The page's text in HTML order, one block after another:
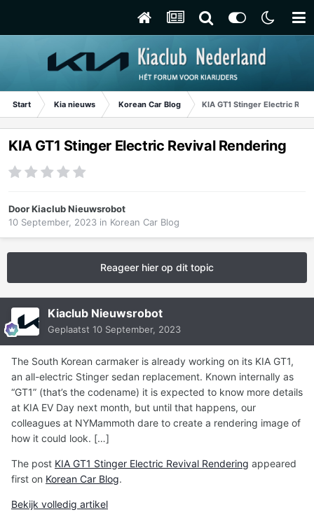
Start Kia nieuws Korean Car Blog KIA GT1 Stinger Electric
KIA GT1 Stinger Electric Revival Rendering
DoorKiaclub Nieuwsrobot
10 September, 2023 in Korean Car Blog
Reageer hier op dit topic
Kiaclub Nieuwsrobot
Geplaatst 10 September, 2023
The South Korean carmaker is already working on its KIA GT1,
an all-electric Stinger sedan replacement. Known internally as
“GT1” (that’s the codename) it is expected to know more details
at KIA EV Day next month, but until that happens, our
colleagues at NYMammoth dare to create a rendering image of
how it could look. […]
The post KIA GT1 Stinger Electric Revival Rendering appeared
first on Korean Car Blog.
Bekijk volledig artikel